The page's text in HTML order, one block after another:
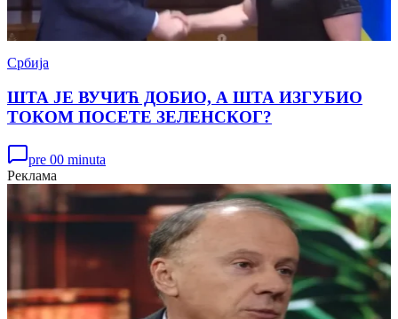
Србија
ШТА ЈЕ ВУЧИЋ ДОБИО, А ШТА ИЗГУБИО
ТОКОМ ПОСЕТЕ ЗЕЛЕНСКОГ?
pre 00 minuta
Реклама